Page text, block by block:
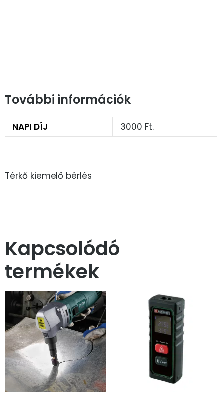
További információk
NAPI DÍJ 3000 Ft.
Térkő kiemelő bérlés
Kapcsolódó
termékek